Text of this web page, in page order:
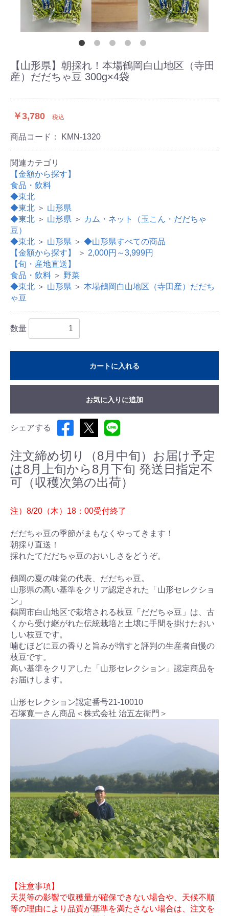
【山形県】朝採れ！本場鶴岡白山地区（寺田
産）だだちゃ豆 300g×4袋
￥3,780 税込
商品コード： KMN-1320
関連カテゴリ
【金額から探す】
食品・飲料
◆東北
◆東北 ＞ 山形県
◆東北 ＞ 山形県 ＞ カム・ネット（玉こん・だだちゃ
豆）
◆東北 ＞ 山形県 ＞ ◆山形県すべての商品
【金額から探す】
＞ 2,000円～3,999円
【旬・産地直送】
食品・飲料 ＞ 野菜
◆東北 ＞ 山形県 ＞ 本場鶴岡白山地区（寺田産）だだち
ゃ豆
数量
カートに入れる
お気に入りに追加
シェアする
注文締め切り（8月中旬）お届け予定
は8月上旬から8月下旬 発送日指定不
可（収穫次第の出荷）
注）8/20（木）18：00受付終了
だだちゃ豆の季節がまもなくやってきます！
朝採り直送！
採れたてだだちゃ豆のおいしさをどうぞ。
鶴岡の夏の味覚の代表、だだちゃ豆。
山形県の高い基準をクリア認定された「山形セレクショ
ン」
鶴岡市白山地区で栽培される枝豆「だだちゃ豆」は、古
くから受け継がれた伝統栽培と土壌に手間を掛けたおい
しい枝豆です。
噛むほどに豆の香りと旨みが増すと評判の生産者自慢の
枝豆です。
高い基準をクリアした「山形セレクション」認定商品を
お届けします。
山形セレクション認定番号21-10010
石塚寛一さん商品＜株式会社 治五左衛門＞
【注意事項】
天災等の影響で収穫量が確保できない場合や、天候不順
等の理由により品質が基準を満たさない場合は、注文を